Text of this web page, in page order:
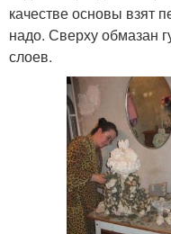
качестве основы взят
надо. Сверху обмазан
слоев.